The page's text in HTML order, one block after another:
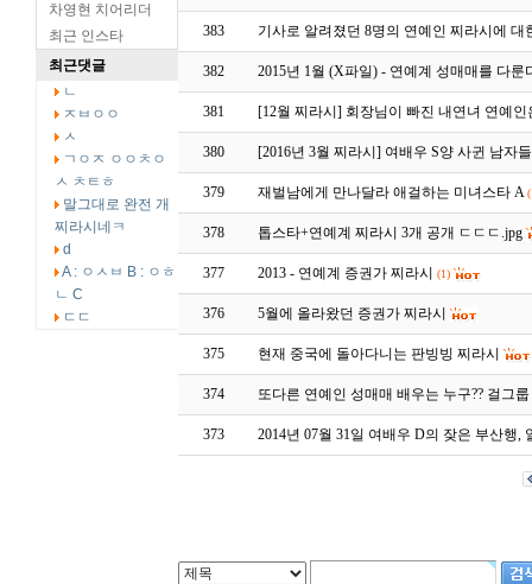
차영현 치어리더
최근 인스타
최근댓글
ㄴ
ㅈㅂㅇㅇ
ㅅ
ㄱㅇㅈ ㅇㅇㅊㅇ
ㅅ ㅊㅌㅎ
말그대로 완전 개
찌라시네ㅋ
d
A : ㅇㅅㅂ B : ㅇㅎ
ㄴ C
ㄷㄷ
383 기사로 알려졌던 8명의 연예인 찌라시에 대
382 2015년 1월 (X파일) - 연예계 성매매를 다룬
381 [12월 찌라시] 회장님이 빠진 내연녀 연예인
380 [2016년 3월 찌라시] 여배우 S양 사귄 남자
379 재벌남에게 만나달라 애걸하는 미녀스타 A
378 톱스타+연예계 찌라시 3개 공개 ㄷㄷㄷ.jpg
377 2013 - 연예계 증권가 찌라시 (1)
376 5월에 올라왔던 증권가 찌라시
375 현재 중국에 돌아다니는 판빙빙 찌라시
374 또다른 연예인 성매매 배우는 누구?? 걸그
373 2014년 07월 31일 여배우 D의 잦은 부산행